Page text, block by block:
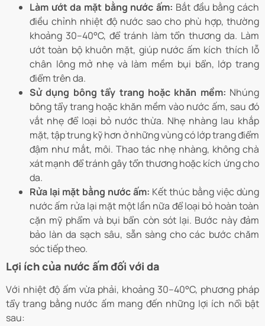
Làm ướt da mặt bằng nước ấm: Bắt đầu bằng cách
điều chỉnh nhiệt độ nước sao cho phù hợp, thường
khoảng 30–40°C, để tránh làm tổn thương da. Làm
ướt toàn bộ khuôn mặt, giúp nước ấm kích thích lỗ
chân lông mở nhẹ và làm mềm bụi bẩn, lớp trang
điểm trên da.
Sử dụng bông tẩy trang hoặc khăn mềm: Nhúng
bông tẩy trang hoặc khăn mềm vào nước ấm, sau đó
vắt nhẹ để loại bỏ nước thừa. Nhẹ nhàng lau khắp
mặt, tập trung kỹ hơn ở những vùng có lớp trang điểm
đậm như mắt, môi. Thao tác nhẹ nhàng, không chà
xát mạnh để tránh gây tổn thương hoặc kích ứng cho
da.
Rửa lại mặt bằng nước ấm: Kết thúc bằng việc dùng
nước ấm rửa lại mặt một lần nữa để loại bỏ hoàn toàn
cặn mỹ phẩm và bụi bẩn còn sót lại. Bước này đảm
bảo làn da sạch sâu, sẵn sàng cho các bước chăm
sóc tiếp theo.
Lợi ích của nước ấm đối với da
Với nhiệt độ ấm vừa phải, khoảng 30–40°C, phương pháp
tẩy trang bằng nước ấm mang đến những lợi ích nổi bật
sau: